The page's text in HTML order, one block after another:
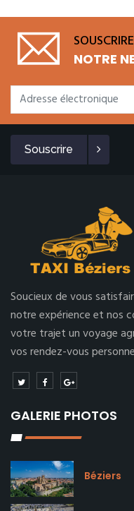
SOUSCRIRE
NOTRE
Souscrire
Soucieux de vous
notre expérience et nos
votre trajet un voyage
vos rendez-vous
GALERIE PHOTOS
Béziers